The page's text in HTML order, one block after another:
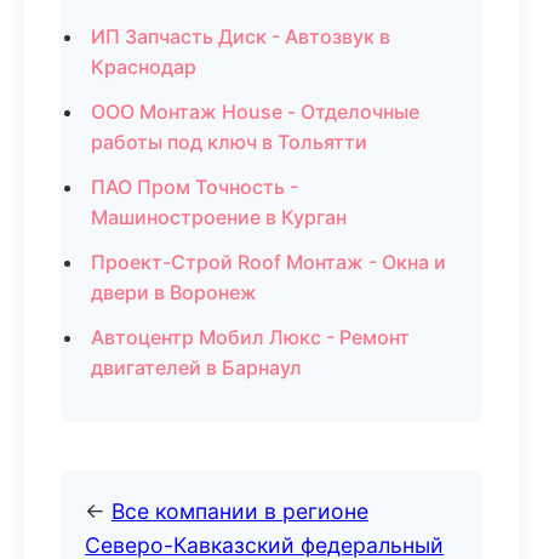
ИП Запчасть Диск - Автозвук в
Краснодар
ООО Монтаж House - Отделочные
работы под ключ в Тольятти
ПАО Пром Точность -
Машиностроение в Курган
Проект-Строй Roof Монтаж - Окна и
двери в Воронеж
Автоцентр Мобил Люкс - Ремонт
двигателей в Барнаул
← Все компании в регионе
Северо-Кавказский федеральный